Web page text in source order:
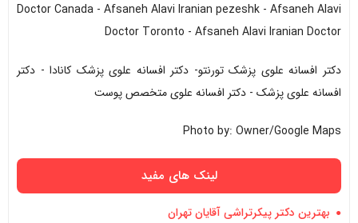
Doctor Canada - Afsaneh Alavi Iranian pezeshk - Afsaneh Alavi
Doctor Toronto - Afsaneh Alavi Iranian Doctor
دکتر افسانه علوی پزشک تورنتو- دکتر افسانه علوی پزشک کانادا - دکتر
افسانه علوی پزشک - دکتر افسانه علوی متخصص پوست
Photo by: Owner/Google Maps
لینک های مفید
بهترین دکتر پیکرتراشی آقایان تهران